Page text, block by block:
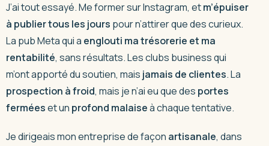
J’ai tout essayé. Me former sur Instagram, etm’épuiser
à publier tous les jours pour n’attirer que des curieux.
La pub Meta qui a englouti ma trésorerie et ma
rentabilité, sans résultats. Les clubs business qui
m’ont apporté du soutien, mais jamais de clientes. La
prospection à froid, mais je n’ai eu que des portes
ferméeset un profond malaiseà chaque tentative.
Je dirigeais mon entreprise de façon artisanale, dans